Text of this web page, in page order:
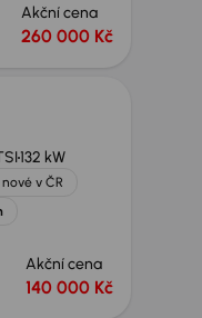
Akční cena
260 000 Kč
132 kW
v ČR
Akční cena
140 000 Kč